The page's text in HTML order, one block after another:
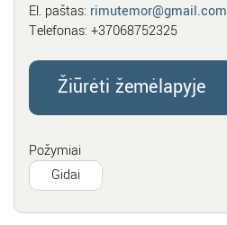
El. paštas: rimutemor@gmail.com
Telefonas: +37068752325
Žiūrėti žemėlapyje
Požymiai
Gidai